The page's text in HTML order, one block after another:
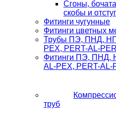
Сгоны,
скобы и
Фитинги чугунные
Фитинги цветных
Трубы ПЭ, ПНД,
PEX, PERT-AL-
Фитинги ПЭ, ПНД,
AL-PEX, PERT-AL-
труб